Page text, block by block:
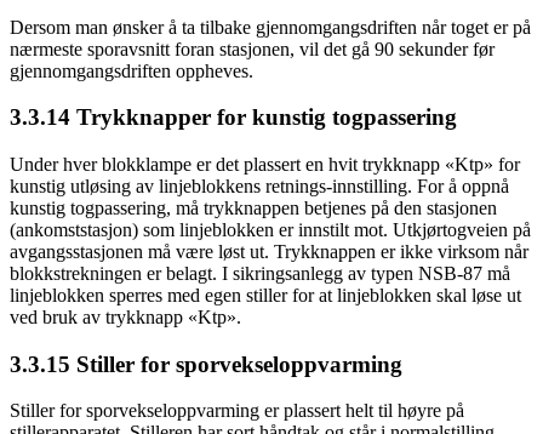
Dersom man ønsker å ta tilbake gjennomgangsdriften når toget er på
nærmeste sporavsnitt foran stasjonen, vil det gå 90 sekunder før
gjennomgangsdriften oppheves.
3.3.14 Trykknapper for kunstig togpassering
Under hver blokklampe er det plassert en hvit trykknapp «Ktp» for
kunstig utløsing av linjeblokkens retnings-innstilling. For å oppnå
kunstig togpassering, må trykknappen betjenes på den stasjonen
(ankomststasjon) som linjeblokken er innstilt mot. Utkjørtogveien på
avgangsstasjonen må være løst ut. Trykknappen er ikke virksom når
blokkstrekningen er belagt. I sikringsanlegg av typen NSB-87 må
linjeblokken sperres med egen stiller for at linjeblokken skal løse ut
ved bruk av trykknapp «Ktp».
3.3.15 Stiller for sporvekseloppvarming
Stiller for sporvekseloppvarming er plassert helt til høyre på